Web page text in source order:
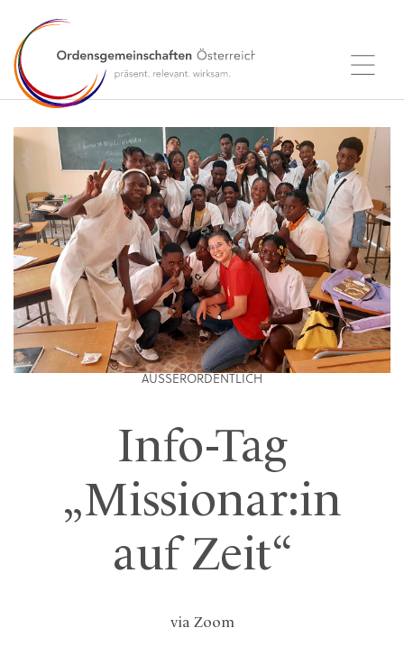
AUSSERORDENTLICH
Info-Tag
„Missionar:in
auf Zeit“
via Zoom